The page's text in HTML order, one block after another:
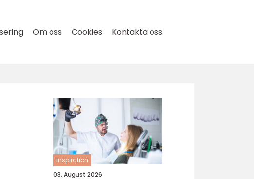
Om oss Cookies Kontakta oss
inspiration
03. August 2026